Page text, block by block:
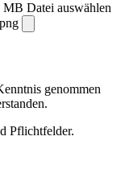
MB Datei auswählen
genommen
Pflichtfelder.